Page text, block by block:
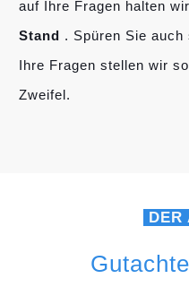
auf Ihre Fragen halten
Stand . Spüren Sie
Ihre Fragen stellen wir
Zweifel.
DER